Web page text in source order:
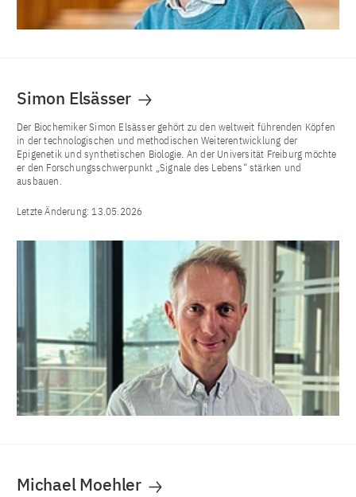
Simon Elsässer
Der Biochemiker Simon Elsässer gehört zu den weltweit führenden Köpfen
in der technologischen und methodischen Weiterentwicklung der
Epigenetik und synthetischen Biologie. An der Universität Freiburg möchte
er den Forschungsschwerpunkt „Signale des Lebens“ stärken und
ausbauen.
Letzte Änderung:13.05.2026
Michael Moehler